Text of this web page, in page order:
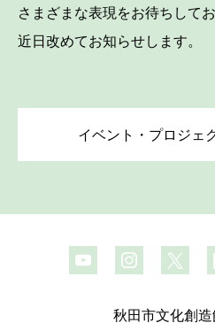
さまざまな表現をお待ちして
近日改めてお知らせします。
イベント・プロジェ
秋田市文化創